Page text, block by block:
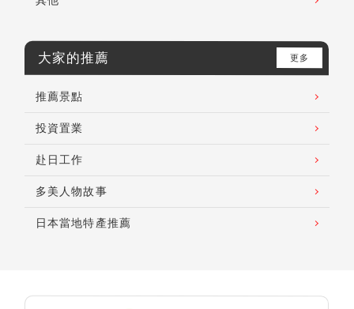
大家的推薦 更多
推薦景點
投資置業
赴日工作
多美人物故事
日本當地特產推薦